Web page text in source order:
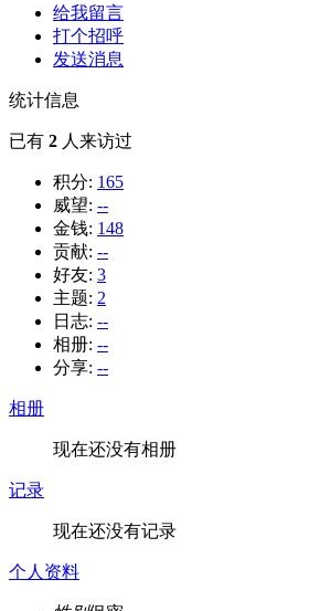
给我留言
打个招呼
发送消息
统计信息
已有 2 人来访过
积分: 165
威望: --
金钱: 148
贡献: --
好友: 3
主题: 2
日志: --
相册: --
分享: --
相册
现在还没有相册
记录
现在还没有记录
个人资料